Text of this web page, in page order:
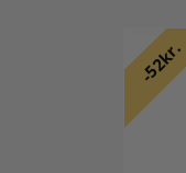
52kr.